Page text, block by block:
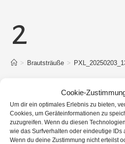
Cookie-
Um dir ein optimales Erlebnis zu bieten,
Cookies, um Geräteinformationen zu
zuzugreifen. Wenn du diesen
wie das Surfverhalten oder eindeutige IDs
Wenn du deine Zustimmung nicht erteilst
2
> Brautsträuße >